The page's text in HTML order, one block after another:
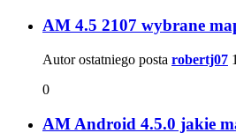
AM 4.5 2107 wybrane
Autor ostatniego posta robertj07
0
AM Android 4.5.0 jakie